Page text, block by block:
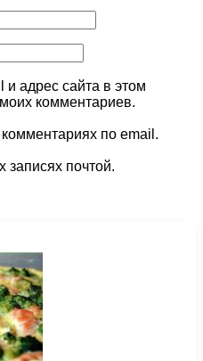
адрес сайта в этом
комментариев.
по email.
почтой.